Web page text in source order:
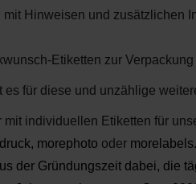
mit Hinweisen und zusätzlichen
Etiketten zur
es für diese und unzählige
mit individuellen Etiketten für
morephoto oder
der Gründungszeit dabei, die